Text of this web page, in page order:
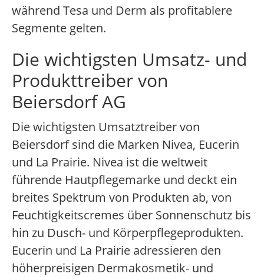
während Tesa und Derm als profitablere
Segmente gelten.
Die wichtigsten Umsatz- und
Produkttreiber von
Beiersdorf AG
Die wichtigsten Umsatztreiber von
Beiersdorf sind die Marken Nivea, Eucerin
und La Prairie. Nivea ist die weltweit
führende Hautpflegemarke und deckt ein
breites Spektrum von Produkten ab, von
Feuchtigkeitscremes über Sonnenschutz bis
hin zu Dusch- und Körperpflegeprodukten.
Eucerin und La Prairie adressieren den
höherpreisigen Dermakosmetik- und